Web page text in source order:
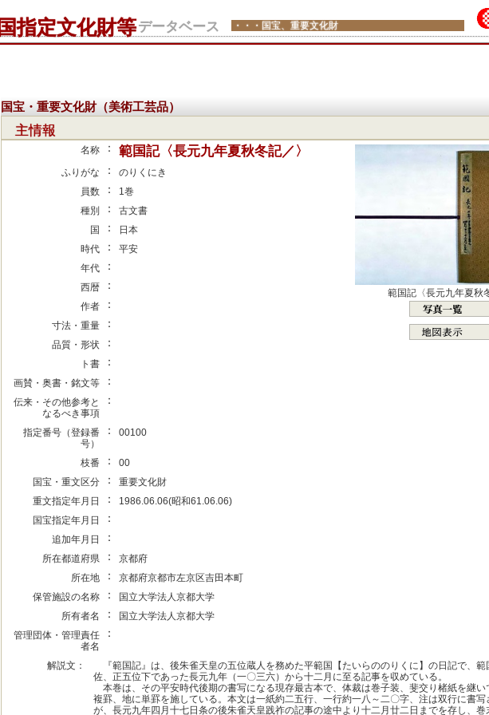
国指定文化財等データベース ・・・国宝、重要文化財
国宝・重要文化財（美術工芸品）
主情報
名称 ： 範国記〈長元九年夏秋冬記／〉
ふりがな ：
のりくにき
員数
：
1巻
種別
：
古文書
国
：
日本
時代
：
平安
年代
：
西暦 ：
作者 ：
寸法・重量 ：
品質・形状 ：
ト書 ：
画賛・奥書・銘文等 ：
伝来・その他参考と
なるべき事項
：
指定番号（登録番
号）
： 00100
枝番 ：
00
国宝・重文区分
：
重要文化財
重文指定年月日
：
1986.06.06(昭和61.06.06)
国宝指定年月日
：
追加年月日 ：
所在都道府県 ：
京都府
所在地
：
京都府京都市左京区吉田本町
保管施設の名称
：
国立大学法人京都大学
所有者名
：
国立大学法人京都大学
管理団体・管理責任
者名
：
範国記〈長元九年夏秋
解説文：
『範国記』は、後朱雀天皇の五位蔵人を務めた平範国【たいらののりくに】の日記で、範
佐、正五位下であった長元九年（一〇三六）から十二月に至る記事を収めている。
本巻は、その平安時代後期の書写になる現存最古本で、体裁は巻子装、斐交り楮紙を継い
複罫、地に単罫を施している。本文は一紙約二五行、一行約一八～二〇字、注は双行に書写
が、長元九年四月十七日条の後朱雀天皇践祚の記事の途中より十二月廿二日までを存し、